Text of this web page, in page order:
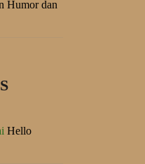
Humor dan
Hello